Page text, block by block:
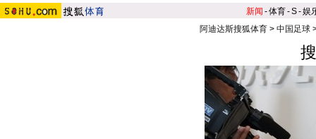
新闻 -体育-S-娱
阿迪达斯搜狐体育> 中国足球
搜